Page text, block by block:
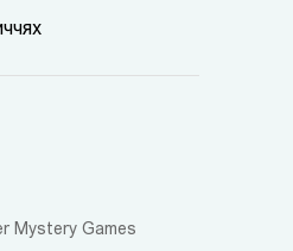
Mystery Games